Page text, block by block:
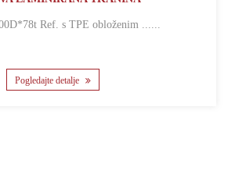
Pogledajte detalje